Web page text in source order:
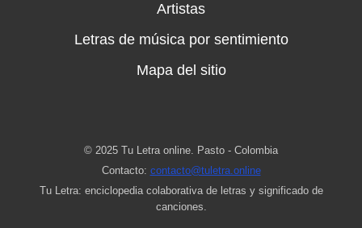
Artistas
Letras de música por sentimiento
Mapa del sitio
© 2025 Tu Letra online. Pasto - Colombia
Contacto: contacto@tuletra.online
Tu Letra: enciclopedia colaborativa de letras y significado de
canciones.